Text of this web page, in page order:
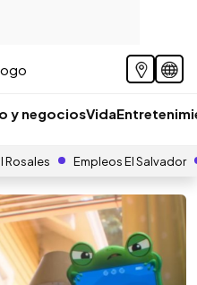
y negociosVida
Rosales Empleos El Salvador